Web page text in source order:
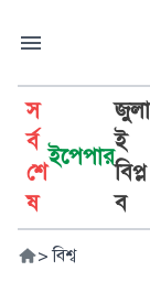
স
র্ব
শে
ষ
ইপেপার
জুলা
ই
বিপ্ল
ব
> বিশ্ব